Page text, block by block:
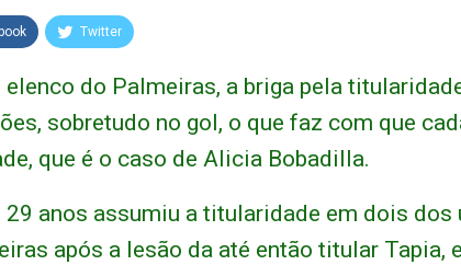
Twitter
do Palmeiras, a briga pela
sobretudo no gol, o que faz com que
que é o caso de Alicia Bobadilla.
29 anos assumiu a titularidade em dois
após a lesão da até então titular Tapia,